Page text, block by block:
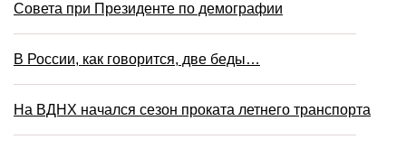
Совета при Президенте по демографии
В России, как говорится, две беды…
На ВДНХ начался сезон проката летнего транспорта